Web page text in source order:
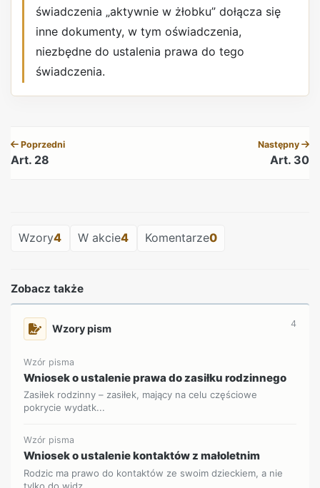
świadczenia „aktywnie w żłobku” dołącza się
inne dokumenty, w tym oświadczenia,
niezbędne do ustalenia prawa do tego
świadczenia.
Poprzedni
Art. 28
Następny
Art. 30
Wzory4 W akcie4 Komentarze0
Zobacz także
Wzory pism 4
Wzór pisma
Wniosek o ustalenie prawa do zasiłku rodzinnego
Zasiłek rodzinny – zasiłek, mający na celu częściowe
pokrycie wydatk...
Wzór pisma
Wniosek o ustalenie kontaktów z małoletnim
Rodzic ma prawo do kontaktów ze swoim dzieckiem, a nie
tylko do widz...